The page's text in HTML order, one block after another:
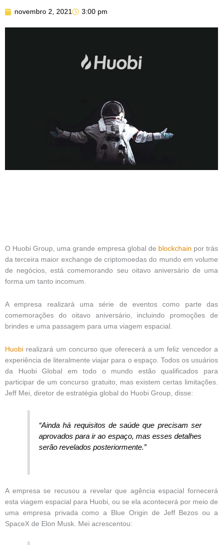
novembro 2, 2021 3:00 pm
O Huobi Group, uma grande empresa global de blockchain por trás
da terceira maior exchange de criptomoedas do mundo em volume
de negócios, está comemorando seu oitavo aniversário de uma
forma um tanto incomum.
A empresa realizará uma série de eventos como parte das
comemorações do oitavo aniversário, incluindo promoções de
brindes e uma passagem para uma viagem espacial.
Huobi realizará um concurso que oferecerá a um feliz vencedor a
experiência de literalmente viajar para o espaço. Todos os usuários
da Huobi Global em todo o mundo estão qualificados para
participar de um concurso gratuito, mas existem certas limitações.
Jeff Mei, diretor de estratégia global do Huobi Group, disse:
“Ainda há requisitos de saúde que precisam ser
aprovados para ir ao espaço, mas esses detalhes
serão revelados posteriormente.”
A empresa se recusou a revelar que agência espacial fornecerá
esta viagem espacial para Huobi, ou se ela acontecerá por meio de
uma empresa privada como a Blue Origin de Jeff Bezos ou a
SpaceX de Elon Musk. Mei acrescentou: